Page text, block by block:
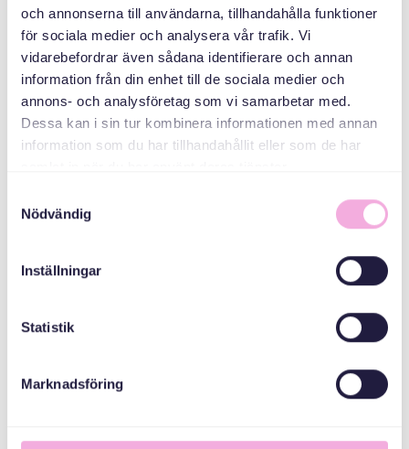
och annonserna till användarna, tillhandahålla funktioner
för sociala medier och analysera vår trafik. Vi
vidarebefordrar även sådana identifierare och annan
information från din enhet till de sociala medier och
annons- och analysföretag som vi samarbetar med.
Dessa kan i sin tur kombinera informationen med annan
information som du har tillhandahållit eller som de har
Nödvändig
Inställningar
Statistik
Marknadsföring
bokningen@svenskamedbaby.se